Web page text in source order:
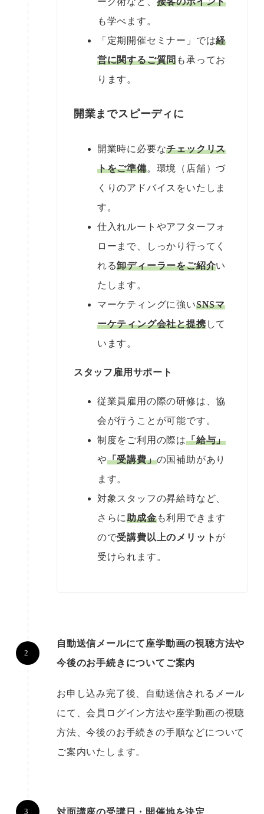
も学べます。
「定期開催セミナー」では経
営に関するご質問も承ってお
ります。
開業までスピーディに
開業時に必要なチェックリス
トをご準備。環境（店舗）づ
くりのアドバイスをいたしま
す。
仕入れルートやアフターフォ
ローまで、しっかり行ってく
れる卸ディーラーをご紹介い
たします。
マーケティングに強いSNSマ
ーケティング会社と提携して
います。
スタッフ雇用サポート
従業員雇用の際の研修は、協
会が行うことが可能です。
制度をご利用の際は「給与」
や「受講費」の国補助があり
ます。
対象スタッフの昇給時など、
さらに助成金も利用できます
ので受講費以上のメリット が
受けられます。
自動送信メールにて座学動画の視聴方法や
今後のお手続きについてご案内
お申し込み完了後、自動送信されるメール
にて、会員ログイン方法や座学動画の視聴
方法、今後のお手続きの手順などについて
ご案内いたします。
対面講座の受講日・開催地を決定